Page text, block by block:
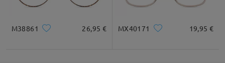
M38861 26,95 € MX40171 19,95 €